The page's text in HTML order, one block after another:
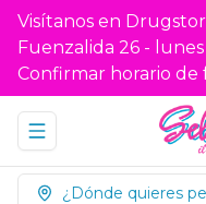
Visítanos en
Fuenzalida 26 - lunes
Confirmar horario de
Abrir menu de
¿Dónde quieres